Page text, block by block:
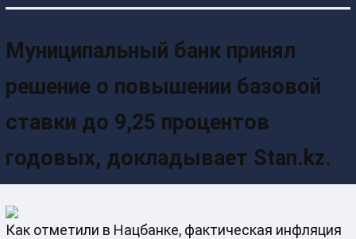
Муниципальный банк принял
решение о повышении базовой
ставки до 9,25 процентов
годовых, докладывает Stan.kz.
Как отметили в Нацбанке, фактическая инфляция